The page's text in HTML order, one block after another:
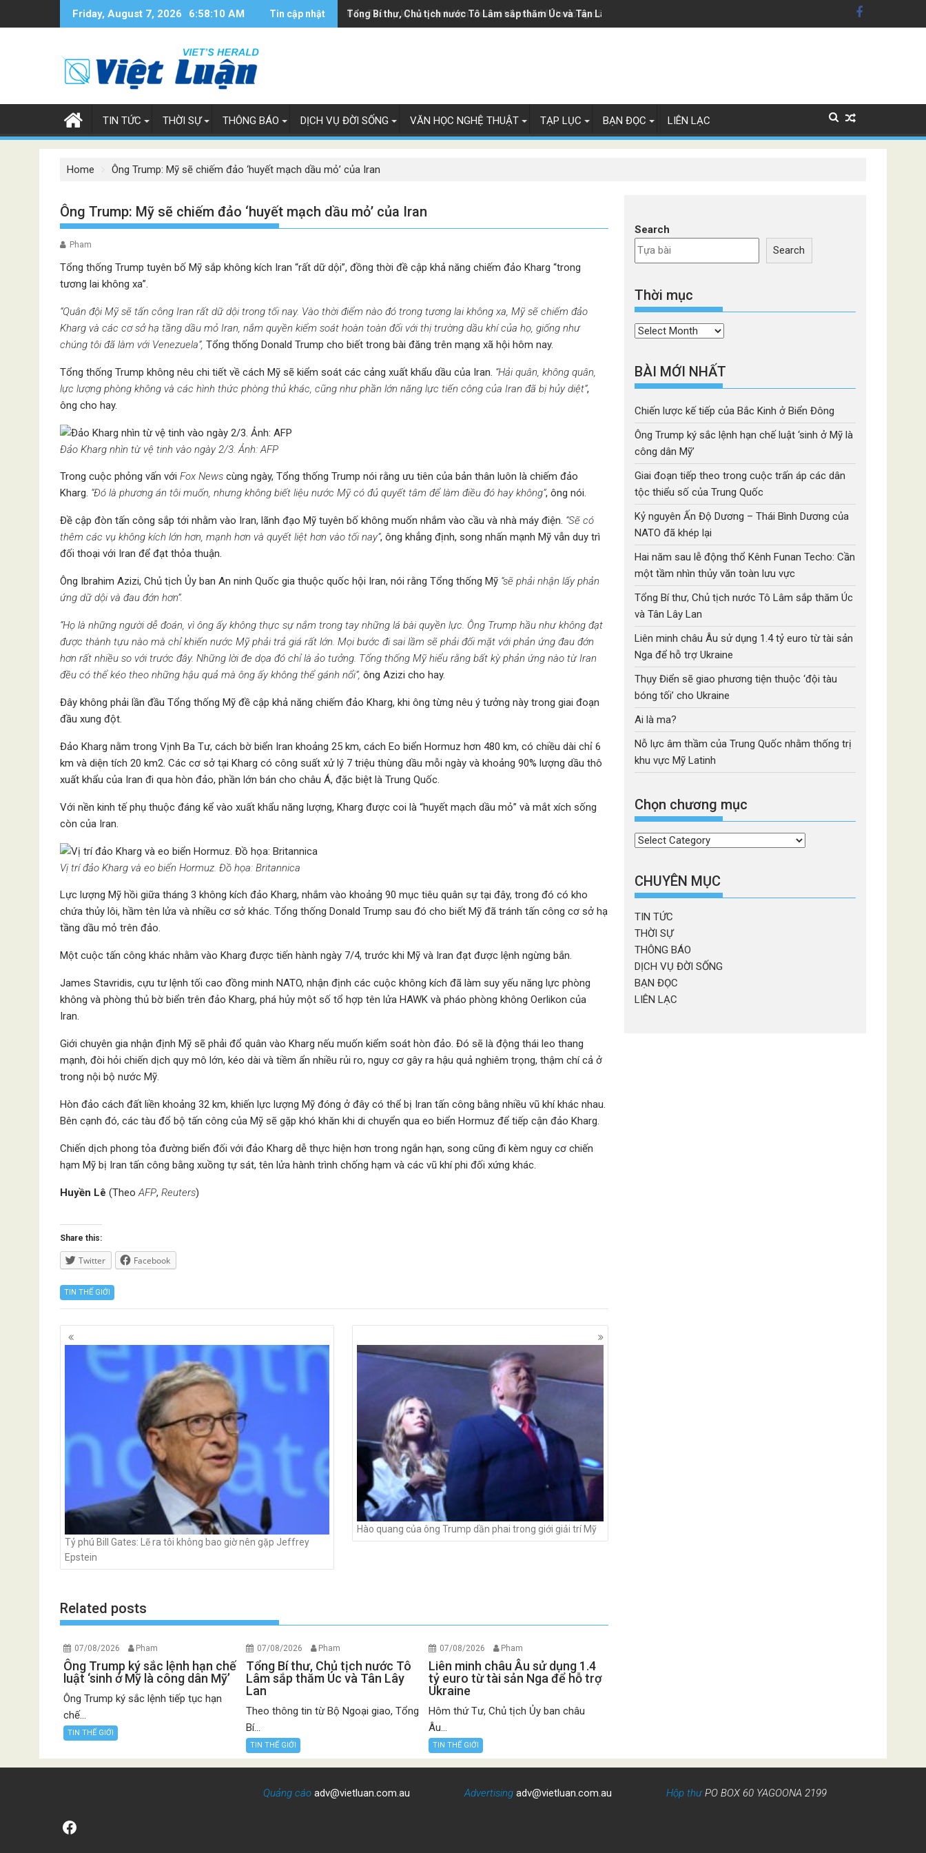
Friday, August 7, 2026 6:58:11 AM Tin cập nhật Ông Trump ký sắc lệnh hạn chế luật 'sinh ở Mỹ là công dân Mỹ'
Tổng Bí thư, Chủ tịch nước Tô Lâm sắp thăm Úc và Tân Lây Lan
TIN TỨC THỜI SỰ THÔNG BÁO DỊCH VỤ ĐỜI SỐNG VĂN HỌC NGHỆ THUẬT TẠP LỤC BẠN ĐỌC LIÊN LẠC
Home Ông Trump: Mỹ sẽ chiếm đảo ‘huyết mạch dầu mỏ’ của Iran
Ông Trump: Mỹ sẽ chiếm đảo ‘huyết mạch dầu mỏ’ của Iran
Pham
Tổng thống Trump tuyên bố Mỹ sắp không kích Iran “rất dữ dội”, đồng thời đề cập khả năng chiếm đảo Kharg “trong
tương lai không xa”.
“Quân đội Mỹ sẽ tấn công Iran rất dữ dội trong tối nay. Vào thời điểm nào đó trong tương lai không xa, Mỹ sẽ chiếm đảo
Kharg và các cơ sở hạ tầng dầu mỏ Iran, nắm quyền kiểm soát hoàn toàn đối với thị trường dầu khí của họ, giống như
chúng tôi đã làm với Venezuela”, Tổng thống Donald Trump cho biết trong bài đăng trên mạng xã hội hôm nay.
Tổng thống Trump không nêu chi tiết về cách Mỹ sẽ kiểm soát các cảng xuất khẩu dầu của Iran. “Hải quân, không quân,
lực lượng phòng không và các hình thức phòng thủ khác, cũng như phần lớn năng lực tiến công của Iran đã bị hủy diệt”,
ông cho hay.
Đảo Kharg nhìn từ vệ tinh vào ngày 2/3. Ảnh: AFP
Trong cuộc phỏng vấn với Fox News cùng ngày, Tổng thống Trump nói rằng ưu tiên của bản thân luôn là chiếm đảo
Kharg. “Đó là phương án tôi muốn, nhưng không biết liệu nước Mỹ có đủ quyết tâm để làm điều đó hay không”, ông nói.
Đề cập đòn tấn công sắp tới nhằm vào Iran, lãnh đạo Mỹ tuyên bố không muốn nhắm vào cầu và nhà máy điện. “Sẽ có
thêm các vụ không kích lớn hơn, mạnh hơn và quyết liệt hơn vào tối nay”, ông khẳng định, song nhấn mạnh Mỹ vẫn duy trì
đối thoại với Iran để đạt thỏa thuận.
Ông Ibrahim Azizi, Chủ tịch Ủy ban An ninh Quốc gia thuộc quốc hội Iran, nói rằng Tổng thống Mỹ “sẽ phải nhận lấy phản
ứng dữ dội và đau đớn hơn”.
“Họ là những người dễ đoán, vì ông ấy không thực sự nắm trong tay những lá bài quyền lực. Ông Trump hầu như không đạt
được thành tựu nào mà chỉ khiến nước Mỹ phải trả giá rất lớn. Mọi bước đi sai lầm sẽ phải đối mặt với phản ứng đau đớn
hơn rất nhiều so với trước đây. Những lời đe dọa đó chỉ là ảo tưởng. Tổng thống Mỹ hiểu rằng bất kỳ phản ứng nào từ Iran
đều có thể kéo theo những hậu quả mà ông ấy không thể gánh nổi”, ông Azizi cho hay.
Đây không phải lần đầu Tổng thống Mỹ đề cập khả năng chiếm đảo Kharg, khi ông từng nêu ý tưởng này trong giai đoạn
đầu xung đột.
Đảo Kharg nằm trong Vịnh Ba Tư, cách bờ biển Iran khoảng 25 km, cách Eo biển Hormuz hơn 480 km, có chiều dài chỉ 6
km và diện tích 20 km2. Các cơ sở tại Kharg có công suất xử lý 7 triệu thùng dầu mỗi ngày và khoảng 90% lượng dầu thô
xuất khẩu của Iran đi qua hòn đảo, phần lớn bán cho châu Á, đặc biệt là Trung Quốc.
Với nền kinh tế phụ thuộc đáng kể vào xuất khẩu năng lượng, Kharg được coi là “huyết mạch dầu mỏ” và mắt xích sống
còn của Iran.
Vị trí đảo Kharg và eo biển Hormuz. Đồ họa: Britannica
Lực lượng Mỹ hồi giữa tháng 3 không kích đảo Kharg, nhắm vào khoảng 90 mục tiêu quân sự tại đây, trong đó có kho
chứa thủy lôi, hầm tên lửa và nhiều cơ sở khác. Tổng thống Donald Trump sau đó cho biết Mỹ đã tránh tấn công cơ sở hạ
tầng dầu mỏ trên đảo.
Một cuộc tấn công khác nhằm vào Kharg được tiến hành ngày 7/4, trước khi Mỹ và Iran đạt được lệnh ngừng bắn.
James Stavridis, cựu tư lệnh tối cao đồng minh NATO, nhận định các cuộc không kích đã làm suy yếu năng lực phòng
không và phòng thủ bờ biển trên đảo Kharg, phá hủy một số tổ hợp tên lửa HAWK và pháo phòng không Oerlikon của
Iran.
Giới chuyên gia nhận định Mỹ sẽ phải đổ quân vào Kharg nếu muốn kiểm soát hòn đảo. Đó sẽ là động thái leo thang
mạnh, đòi hỏi chiến dịch quy mô lớn, kéo dài và tiềm ẩn nhiều rủi ro, nguy cơ gây ra hậu quả nghiêm trọng, thậm chí cả ở
trong nội bộ nước Mỹ.
Hòn đảo cách đất liền khoảng 32 km, khiến lực lượng Mỹ đóng ở đây có thể bị Iran tấn công bằng nhiều vũ khí khác nhau.
Bên cạnh đó, các tàu đổ bộ tấn công của Mỹ sẽ gặp khó khăn khi di chuyển qua eo biển Hormuz để tiếp cận đảo Kharg.
Chiến dịch phong tỏa đường biển đối với đảo Kharg dễ thực hiện hơn trong ngắn hạn, song cũng đi kèm nguy cơ chiến
hạm Mỹ bị Iran tấn công bằng xuồng tự sát, tên lửa hành trình chống hạm và các vũ khí phi đối xứng khác.
Huyền Lê (TheoAFP, Reuters)
Share this:
Twitter Facebook
TIN THẾ GIỚI
Posts
navigation
Tỷ phú Bill Gates: Lẽ ra tôi không bao giờ nên gặp Jeffrey
Epstein
Hào quang của ông Trump dần phai trong giới giải trí Mỹ
Related posts
07/08/2026 Pham
Ông Trump ký sắc lệnh hạn chế
luật ‘sinh ở Mỹ là công dân Mỹ’
Ông Trump ký sắc lệnh tiếp tục hạn
chế...
TIN THẾ GIỚI
07/08/2026 Pham
Tổng Bí thư, Chủ tịch nước Tô
Lâm sắp thăm Úc và Tân Lây
Lan
Theo thông tin từ Bộ Ngoại giao, Tổng
Bí...
TIN THẾ GIỚI
07/08/2026 Pham
Liên minh châu Âu sử dụng 1.4
tỷ euro từ tài sản Nga để hỗ trợ
Ukraine
Hôm thứ Tư, Chủ tịch Ủy ban châu
Âu...
TIN THẾ GIỚI
Search
Search
Thời mục
Thời
BÀI MỚI NHẤT
Chiến lược kế tiếp của Bắc Kinh ở Biển Đông
Ông Trump ký sắc lệnh hạn chế luật ‘sinh ở Mỹ là
công dân Mỹ’
Giai đoạn tiếp theo trong cuộc trấn áp các dân
tộc thiểu số của Trung Quốc
Kỷ nguyên Ấn Độ Dương – Thái Bình Dương của
NATO đã khép lại
Hai năm sau lễ động thổ Kênh Funan Techo: Cần
một tầm nhìn thủy văn toàn lưu vực
Tổng Bí thư, Chủ tịch nước Tô Lâm sắp thăm Úc
và Tân Lây Lan
Liên minh châu Âu sử dụng 1.4 tỷ euro từ tài sản
Nga để hỗ trợ Ukraine
Thụy Điển sẽ giao phương tiện thuộc ‘đội tàu
bóng tối’ cho Ukraine
Ai là ma?
Nỗ lực âm thầm của Trung Quốc nhằm thống trị
khu vực Mỹ Latinh
Chọn chương mục
Chọn
mục
CHUYÊN MỤC
TIN TỨC
THỜI SỰ
THÔNG BÁO
DỊCH VỤ ĐỜI SỐNG
BẠN ĐỌC
LIÊN LẠC
Quảng cáoadv@vietluan.com.au Advertising adv@vietluan.com.au Hộp thưPO BOX 60 YAGOONA 2199
Facebook